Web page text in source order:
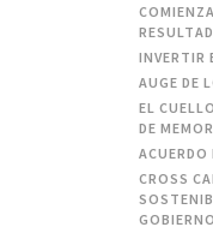
INVERTIR
AUGE DE
EL
DE
ACUERDO
CROSS